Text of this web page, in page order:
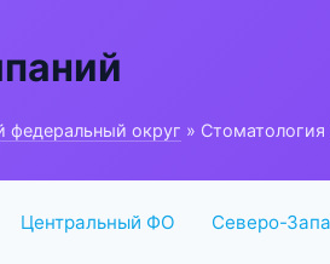
федеральный округ » Стоматология
Центральный ФО Северо-